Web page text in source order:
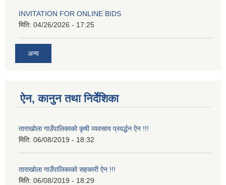
INVITATION FOR ONLINE BIDS
मिति: 04/26/2026 - 17:25
अन्य
ऐन, कानुन तथा निर्देशिका
ताराखोला गाउँपालिकाको कृषी व्यवसाय प्रवर्द्धन ऐन !!!
मिति: 06/08/2019 - 18:32
ताराखोला गाउँपालिकाको सहकारी ऐन !!!
मिति: 06/08/2019 - 18:29